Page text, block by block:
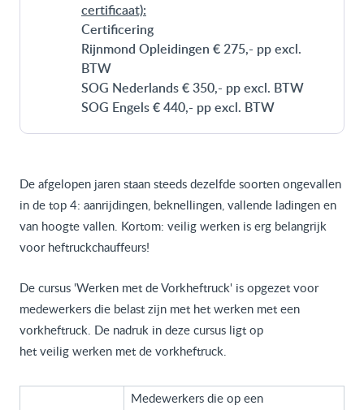
De afgelopen jaren staan steeds dezelfde soorten ongevallen
in de top 4: aanrijdingen, beknellingen, vallende ladingen en
van hoogte vallen. Kortom: veilig werken is erg belangrijk
voor heftruckchauffeurs!
De cursus 'Werken met de Vorkheftruck' is opgezet voor
medewerkers die belast zijn met het werken met een
vorkheftruck. De nadruk in deze cursus ligt op
het veilig werken met de vorkheftruck.
Medewerkers die op een
certificaat):
Certificering
Rijnmond Opleidingen € 275,- pp excl.
BTW
SOG Nederlands € 350,- pp excl. BTW
SOG Engels € 440,- pp excl. BTW